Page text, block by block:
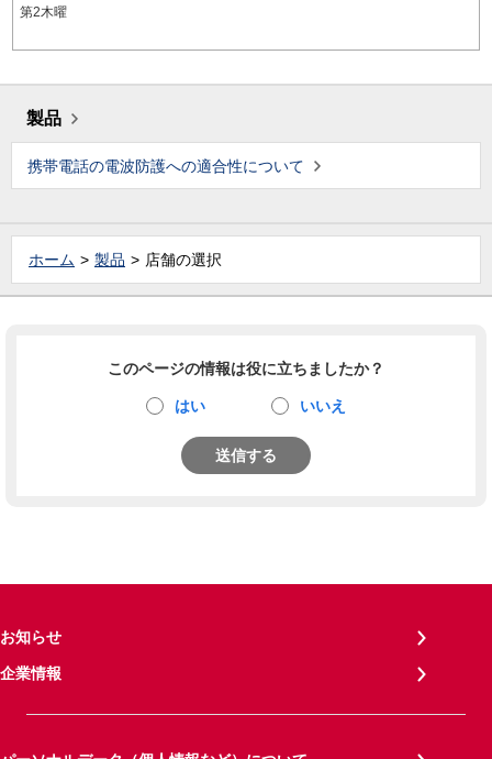
第2木曜
製品
携帯電話の電波防護への適合性について
ホーム 製品 店舗の選択
このページの情報は役に立ちましたか？
はい いいえ
送信する
お知らせ
企業情報